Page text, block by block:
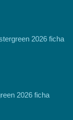
2026 ficha
2026 ficha